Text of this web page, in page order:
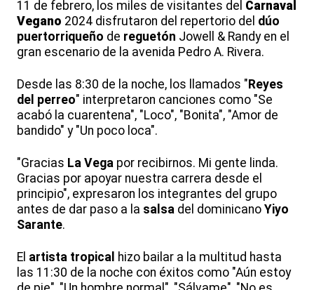
11 de febrero, los miles de visitantes del Carnaval
Vegano 2024 disfrutaron del repertorio del dúo
puertorriqueño de reguetón Jowell & Randy en el
gran escenario de la avenida Pedro A. Rivera.
Desde las 8:30 de la noche, los llamados " Reyes
del perreo" interpretaron canciones como "Se
acabó la cuarentena", "Loco", "Bonita", "Amor de
bandido" y "Un poco loca".
"Gracias La Vega por recibirnos. Mi gente linda.
Gracias por apoyar nuestra carrera desde el
principio", expresaron los integrantes del grupo
antes de dar paso a la salsa del dominicano Yiyo
Sarante.
El artista tropical hizo bailar a la multitud hasta
las 11:30 de la noche con éxitos como "Aún estoy